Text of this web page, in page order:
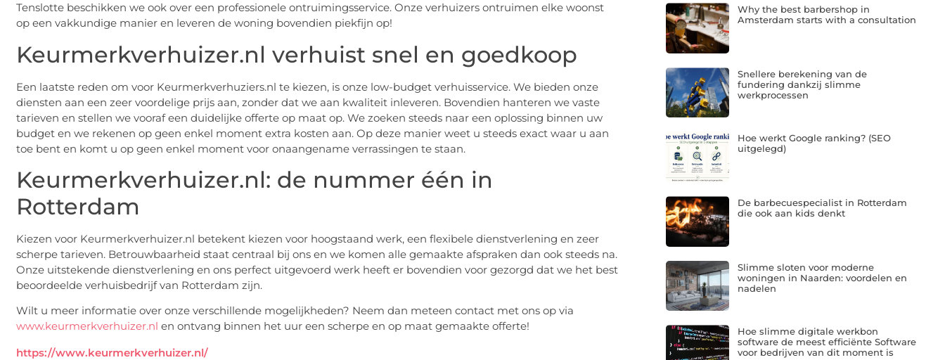
Tenslotte beschikken we ook over een professionele ontruimingsservice. Onze verhuizers ontruimen elke woonst
op een vakkundige manier en leveren de woning bovendien piekfijn op!
Keurmerkverhuizer.nl verhuist snel en goedkoop
Een laatste reden om voor Keurmerkverhuziers.nl te kiezen, is onze low-budget verhuisservice. We bieden onze
diensten aan een zeer voordelige prijs aan, zonder dat we aan kwaliteit inleveren. Bovendien hanteren we vaste
tarieven en stellen we vooraf een duidelijke offerte op maat op. We zoeken steeds naar een oplossing binnen uw
budget en we rekenen op geen enkel moment extra kosten aan. Op deze manier weet u steeds exact waar u aan
toe bent en komt u op geen enkel moment voor onaangename verrassingen te staan.
Keurmerkverhuizer.nl: de nummer één in
Rotterdam
Kiezen voor Keurmerkverhuizer.nl betekent kiezen voor hoogstaand werk, een flexibele dienstverlening en zeer
scherpe tarieven. Betrouwbaarheid staat centraal bij ons en we komen alle gemaakte afspraken dan ook steeds na.
Onze uitstekende dienstverlening en ons perfect uitgevoerd werk heeft er bovendien voor gezorgd dat we het best
beoordeelde verhuisbedrijf van Rotterdam zijn.
Wilt u meer informatie over onze verschillende mogelijkheden? Neem dan meteen contact met ons op via
www.keurmerkverhuizer.nl en ontvang binnen het uur een scherpe en op maat gemaakte offerte!
https://www.keurmerkverhuizer.nl/
Why the best barbershop in
Amsterdam starts with a consultation
Snellere berekening van de
fundering dankzij slimme
werkprocessen
Hoe werkt Google ranking? (SEO
uitgelegd)
De barbecuespecialist in Rotterdam
die ook aan kids denkt
Slimme sloten voor moderne
woningen in Naarden: voordelen en
nadelen
Hoe slimme digitale werkbon
software de meest efficiënte Software
voor bedrijven van dit moment is